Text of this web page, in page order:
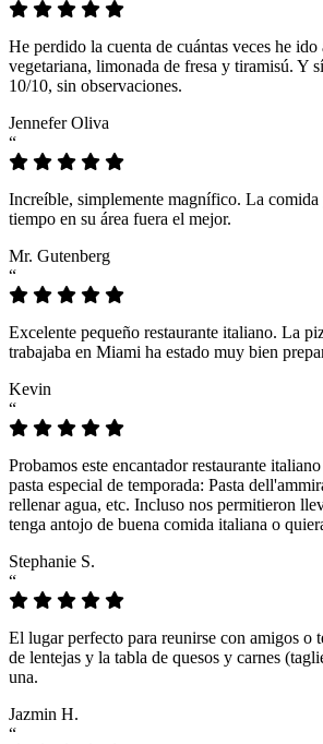
He perdido la cuenta de cuántas veces he
vegetariana, limonada de fresa y tiramisú. Y
10/10, sin observaciones.
Jennefer Oliva
“
Increíble, simplemente magnífico. La comida
tiempo en su área fuera el mejor.
Mr. Gutenberg
“
Excelente pequeño restaurante italiano. La
trabajaba en Miami ha estado muy bien
Kevin
“
Probamos este encantador restaurante
pasta especial de temporada: Pasta
rellenar agua, etc. Incluso nos permitieron
tenga antojo de buena comida italiana o
Stephanie S.
“
El lugar perfecto para reunirse con amigos o
de lentejas y la tabla de quesos y carnes
una.
Jazmin H.
“